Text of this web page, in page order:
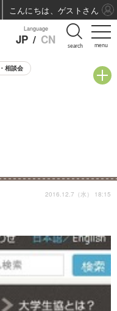
menu
Language
JP / CN search
相談会
2016.12.7（水） 18:15
こんにちは、ゲストさん